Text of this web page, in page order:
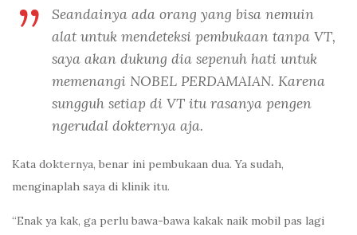
Seandainya ada orang yang bisa nemuin
alat untuk mendeteksi pembukaan tanpa VT,
saya akan dukung dia sepenuh hati untuk
memenangi NOBEL PERDAMAIAN. Karena
sungguh setiap di VT itu rasanya pengen
ngerudal dokternya aja.
Kata dokternya, benar ini pembukaan dua. Ya sudah,
menginaplah saya di klinik itu.
“Enak ya kak, ga perlu bawa-bawa kakak naik mobil pas lagi